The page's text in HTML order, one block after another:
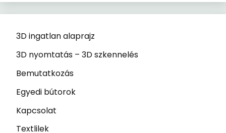
3D ingatlan alaprajz
3D nyomtatás – 3D szkennelés
Bemutatkozás
Egyedi bútorok
Kapcsolat
Textlilek